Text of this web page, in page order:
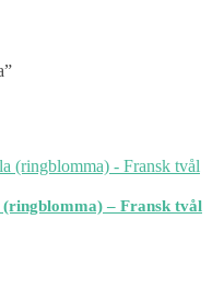
(ringblomma) – Fransk tvål